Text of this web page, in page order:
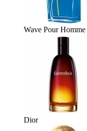
Wave Pour Homme
Dior